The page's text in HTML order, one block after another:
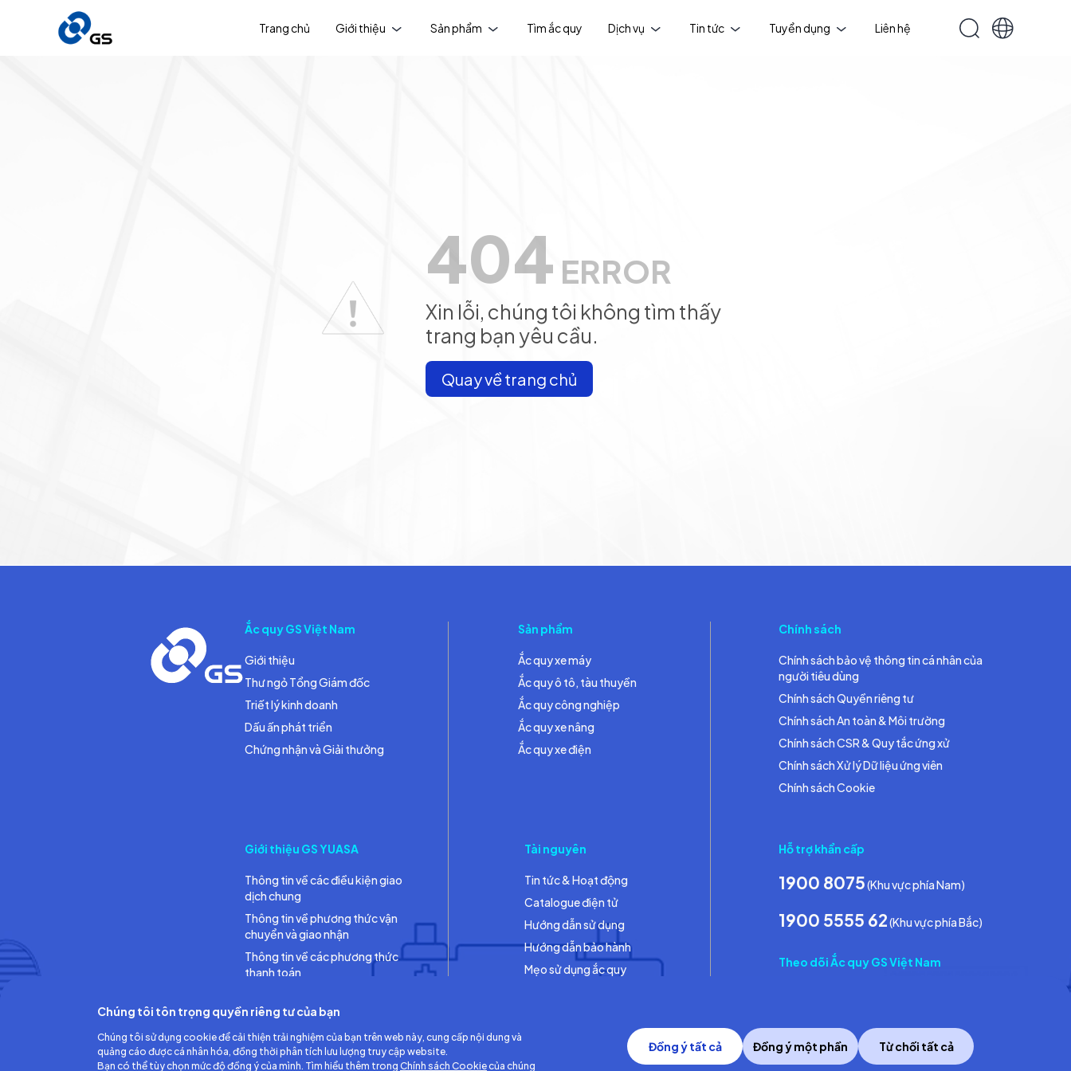
Trang chủ Giới thiệu Sản phẩm Tìm ắc quy Dịch vụ Tin tức Tuyển dụng Liên hệ
404 ERROR
Xin lỗi, chúng tôi không tìm thấy
trang bạn yêu cầu.
Quay về trang chủ
Ắc quy GS Việt Nam
Giới thiệu
Thư ngỏ Tổng Giám đốc
Triết lý kinh doanh
Dấu ấn phát triển
Chứng nhận và Giải thưởng
Sản phẩm
Ắc quy xe máy
Ắc quy ô tô, tàu thuyền
Ắc quy công nghiệp
Ắc quy xe nâng
Ắc quy xe điện
Chính sách
Chính sách bảo vệ thông tin cá nhân của
người tiêu dùng
Chính sách Quyền riêng tư
Chính sách An toàn & Môi trường
Chính sách CSR & Quy tắc ứng xử
Chính sách Xử lý Dữ liệu ứng viên
Chính sách Cookie
Giới thiệu GS YUASA
Thông tin về các điều kiện giao
dịch chung
Thông tin về phương thức vận
chuyển và giao nhận
Thông tin về các phương thức
thanh toán
Tài nguyên
Tin tức & Hoạt động
Catalogue điện tử
Hướng dẫn sử dụng
Hướng dẫn bảo hành
Mẹo sử dụng ắc quy
Hỗ trợ khẩn cấp
1900 8075(Khu vực phía Nam)
1900 5555 62(Khu vực phía Bắc)
Theo dõi Ắc quy GS Việt Nam
Công ty TNHH Ắc quy GS Việt Nam Copyright © 2014 GS Battery Vietnam Co., Ltd
Chúng tôi tôn trọng quyền riêng tư của bạn
Chúng tôi sử dụng cookie để cải thiện trải nghiệm của bạn trên web này, cung cấp nội dung và
quảng cáo được cá nhân hóa, đồng thời phân tích lưu lượng truy cập website.
Bạn có thể tùy chọn mức độ đồng ý của mình. Tìm hiểu thêm trong Chính sách Cookiecủa chúng
Đồng ý tất cả Đồng ý một phần Từ chối tất cả